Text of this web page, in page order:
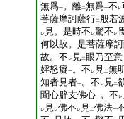
無爲一。離二無爲一不 レ
菩薩摩訶薩行二般若
レ 見。是時不 レ驚不 レ
何以故。是菩薩摩
故。不 レ 見二 眼乃至意
婬怒癡一。不 レ 見二無
知者見者一。不 レ 見二
聞心辟支佛心一。不 レ
レ 見レ佛不 レ 見二佛法一